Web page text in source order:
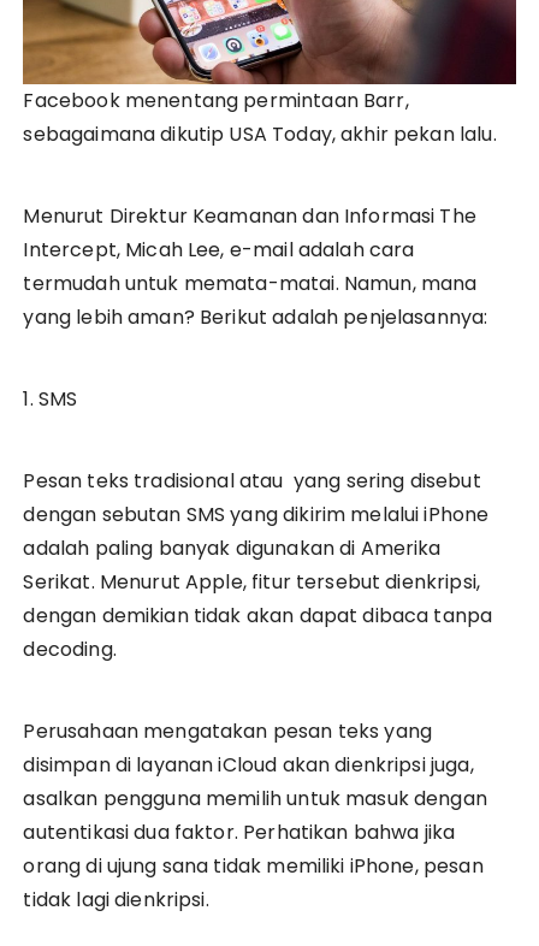
Facebook menentang permintaan Barr,
sebagaimana dikutip USA Today, akhir pekan lalu.
Menurut Direktur Keamanan dan Informasi The
Intercept, Micah Lee, e-mail adalah cara
termudah untuk memata-matai. Namun, mana
yang lebih aman? Berikut adalah penjelasannya:
1. SMS
Pesan teks tradisional atau yang sering disebut
dengan sebutan SMS yang dikirim melalui iPhone
adalah paling banyak digunakan di Amerika
Serikat. Menurut Apple, fitur tersebut dienkripsi,
dengan demikian tidak akan dapat dibaca tanpa
decoding.
Perusahaan mengatakan pesan teks yang
disimpan di layanan iCloud akan dienkripsi juga,
asalkan pengguna memilih untuk masuk dengan
autentikasi dua faktor. Perhatikan bahwa jika
orang di ujung sana tidak memiliki iPhone, pesan
tidak lagi dienkripsi.